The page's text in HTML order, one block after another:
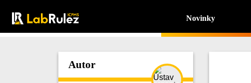
Novinky
Autor